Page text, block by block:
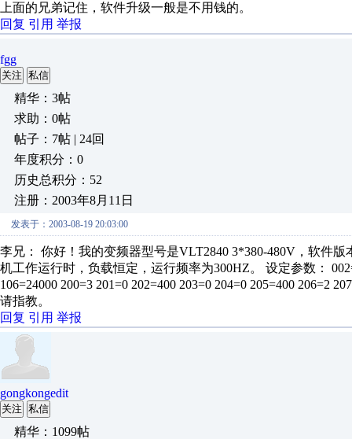
上面的兄弟记住，软件升级一般是不用钱的。
回复 引用 举报
fgg
关注 私信
精华：3帖
求助：0帖
帖子：7帖 | 24回
年度积分：0
历史总积分：52
注册：2003年8月11日
发表于：2003-08-19 20:03:00
李兄： 你好！我的变频器型号是VLT2840 3*380-480V，软件
机工作运行时，负载恒定，运行频率为300HZ。 设定参数：
106=24000 200=3 201=0 202=400 203=0 204=0 205=400 206=2
请指教。
回复 引用 举报
gongkongedit
关注 私信
精华：1099帖